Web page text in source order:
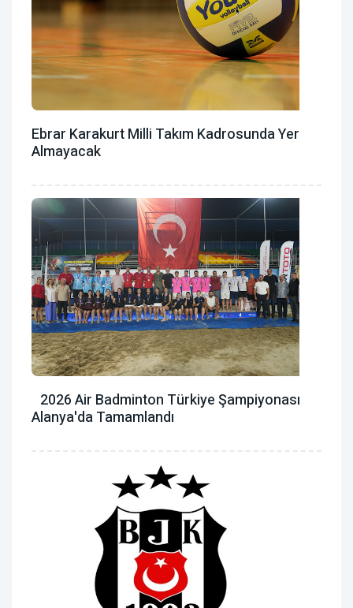
Ebrar Karakurt Milli Takım Kadrosunda Yer
Almayacak
2026 Air Badminton Türkiye Şampiyonası
Alanya'da Tamamlandı